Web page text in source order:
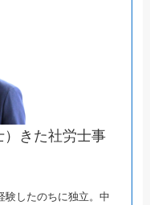
きた社労士事
験したのちに独立。中